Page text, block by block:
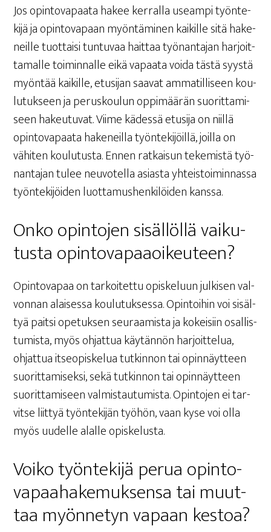
Jos opin­to­va­paa­ta hakee ker­ral­la useam­pi työn­te­
ki­jä ja opin­to­va­paan myön­tä­mi­nen kai­kil­le sitä hake­
neil­le tuot­tai­si tun­tu­vaa hait­taa työ­nan­ta­jan har­joit­
ta­mal­le toi­min­nal­le eikä vapaa­ta voi­da täs­tä syys­tä
myön­tää kai­kil­le, etusi­jan saa­vat amma­til­li­seen kou­
lu­tuk­seen ja perus­kou­lun oppi­mää­rän suo­rit­ta­mi­
seen hakeu­tu­vat. Vii­me kädes­sä etusi­ja on niil­lä
opin­to­va­paa­ta hake­neil­la työn­te­ki­jöil­lä, joil­la on
vähi­ten kou­lu­tus­ta. Ennen rat­kai­sun teke­mis­tä työ­
nan­ta­jan tulee neu­vo­tel­la asias­ta yhteis­toi­min­nas­sa
työn­te­ki­jöi­den luot­ta­mus­hen­ki­löi­den kanssa.
Onko opin­to­jen sisäl­löl­lä vai­ku­
tus­ta opintovapaaoikeuteen?
Opin­to­va­paa on tar­koi­tet­tu opis­ke­luun jul­ki­sen val­
von­nan alai­ses­sa kou­lu­tuk­ses­sa. Opin­toi­hin voi sisäl­
tyä pait­si ope­tuk­sen seu­raa­mis­ta ja kokei­siin osal­lis­
tu­mis­ta, myös ohjat­tua käy­tän­nön har­joit­te­lua,
ohjat­tua itseo­pis­ke­lua tut­kin­non tai opin­näyt­teen
suo­rit­ta­mi­sek­si, sekä tut­kin­non tai opin­näyt­teen
suo­rit­ta­mi­seen val­mis­tau­tu­mis­ta. Opin­to­jen ei tar­
vit­se liit­tyä työn­te­ki­jän työ­hön, vaan kyse voi olla
myös uudel­le alal­le opiskelusta.
Voi­ko työn­te­ki­jä perua opin­to­
va­paa­ha­ke­muk­sen­sa tai muut­
taa myön­ne­tyn vapaan kestoa?